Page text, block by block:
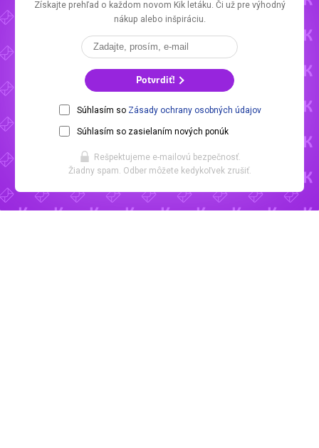
Získajte prehľad o každom novom Kik letáku. Či už pre výhodný
nákup alebo inšpiráciu.
Potvrdiť!
Súhlasím so Zásady ochrany osobných údajov
Súhlasím so zasielaním nových ponúk
Rešpektujeme e-mailovú bezpečnosť.
Žiadny spam. Odber môžete kedykoľvek zrušiť.